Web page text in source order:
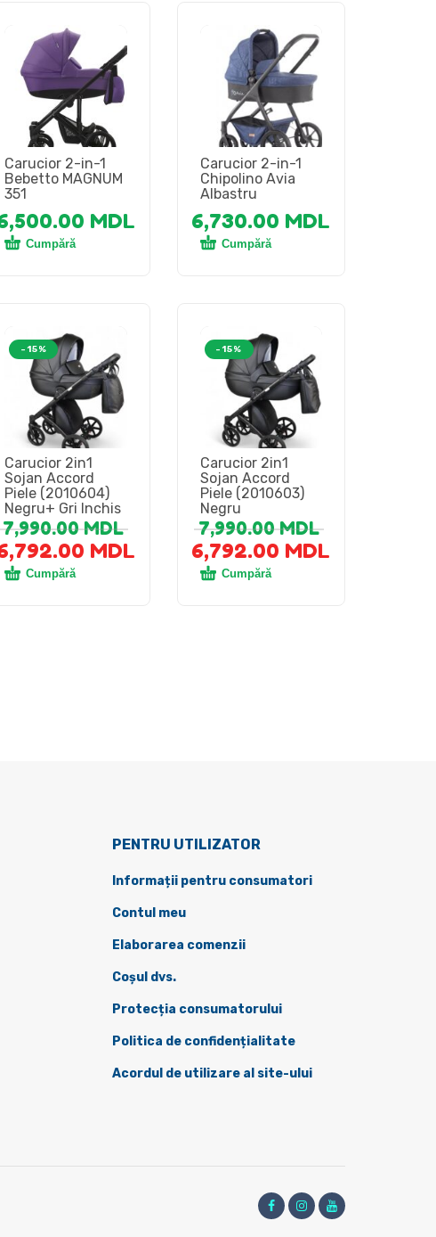
Carucior 2-in-1
Bebetto MAGNUM
351
MDL
Cumpără
Carucior 2-in-1
Chipolino Avia
Albastru
6,730.00 MDL
Cumpără
-15%
Carucior 2in1
Sojan Accord
Piele (2010604)
Negru+ Gri Inchis
7,990.00MDL
MDL
Cumpără
-15%
Carucior 2in1
Sojan Accord
Piele (2010603)
Negru
7,990.00MDL
6,792.00 MDL
Cumpără
PENTRU UTILIZATOR
Informații pentru consumatori
Contul meu
Elaborarea comenzii
Coșul dvs.
Protecția consumatorului
Politica de confidențialitate
Acordul de utilizare al site-ului